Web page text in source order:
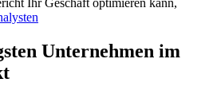
Ihr Geschäft optimieren kann,
Unternehmen im